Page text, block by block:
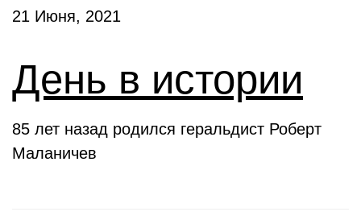
21 Июня, 2021
День в истории
85 лет назад родился геральдист Роберт
Маланичев